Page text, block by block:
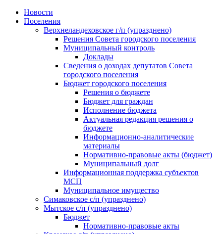
Skip
Новости
Поселения
Верхнеландеховское г/п (упразднено)
Решения Совета городского поселения
Муниципальный контроль
Доклады
Сведения о доходах депутатов Совета
городского поселения
Бюджет городского поселения
Решения о бюджете
Бюджет для граждан
Исполнение бюджета
Актуальная редакция решения о
бюджете
Информационно-аналитические
материалы
Нормативно-правовые акты (бюджет)
Муниципальный долг
Информационная поддержка субъектов
МСП
Муниципальное имущество
Симаковское с/п (упразднено)
Мытское с/п (упразднено)
Бюджет
Нормативно-правовые акты